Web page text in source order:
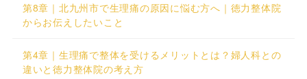
第8章｜北九州市で生理痛の原因に悩む方へ｜徳力整体院
からお伝えしたいこと
第4章｜生理痛で整体を受けるメリットとは？婦人科との
違いと徳力整体院の考え方